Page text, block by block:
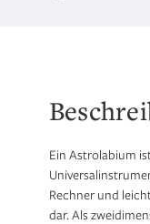
Ein Astrolabium
Rechner und
dar. Als